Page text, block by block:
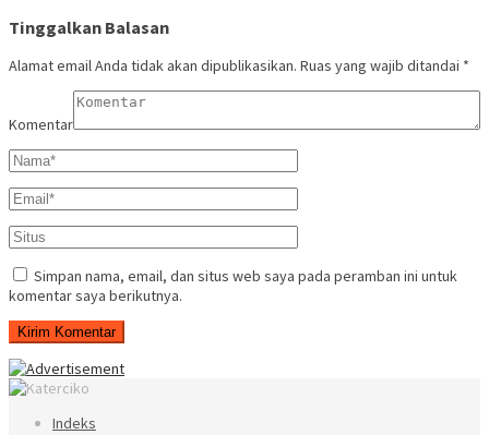
Tinggalkan Balasan
Alamat email Anda tidak akan dipublikasikan. Ruas yang wajib ditandai *
Komentar
Simpan nama, email, dan situs web saya pada peramban ini untuk
komentar saya berikutnya.
Indeks